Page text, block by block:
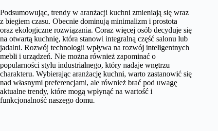
Podsumowując, trendy w aranżacji kuchni zmieniają się wraz
z biegiem czasu. Obecnie dominują minimalizm i prostota
oraz ekologiczne rozwiązania. Coraz więcej osób decyduje się
na otwartą kuchnię, która stanowi integralną część salonu lub
jadalni. Rozwój technologii wpływa na rozwój inteligentnych
mebli i urządzeń. Nie można również zapominać o
popularności stylu industrialnego, który nadaje wnętrzu
charakteru. Wybierając aranżację kuchni, warto zastanowić się
nad własnymi preferencjami, ale również brać pod uwagę
aktualne trendy, które mogą wpłynąć na wartość i
funkcjonalność naszego domu.